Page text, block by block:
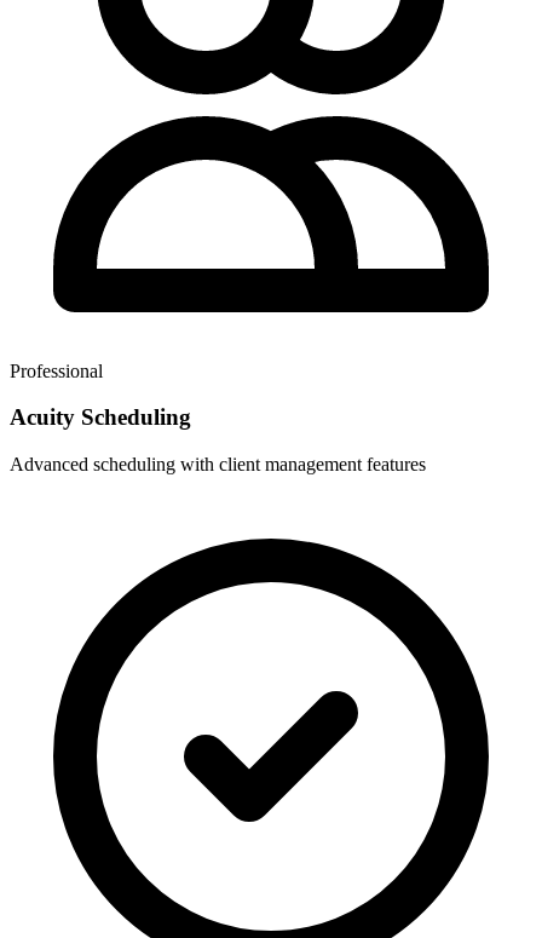
Professional
Acuity Scheduling
Advanced scheduling with client management features